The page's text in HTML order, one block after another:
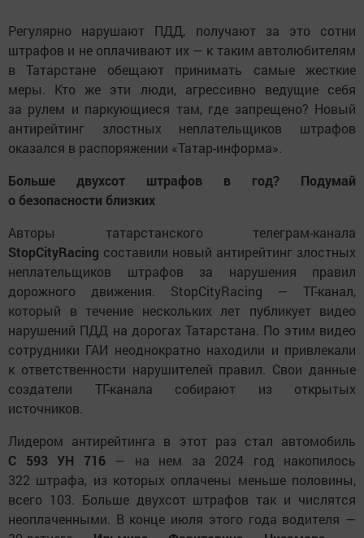
Регулярно нарушают ПДД, получают за это сотни
штрафов и не оплачивают их — к таким автолюбителям
в Татарстане обещают принимать самые жесткие
меры. Кто же эти люди, агрессивно ведущие себя
за рулем и паркующиеся там, где запрещено? Новый
антирейтинг злостных неплательщиков штрафов
оказался в распоряжении «Татар-информа».
Больше двухсот штрафов в год? Подумай
о безопасности близких
Авторы татарстанского телеграм-канала
StopCityRacing составили новый антирейтинг злостных
неплательщиков штрафов за нарушения правил
дорожного движения. StopCityRacing — ТГ-канал,
который в течение нескольких лет публикует видео
нарушений ПДД на дорогах Татарстана. По этим видео
сотрудники ГАИ неоднократно находили и привлекали
к ответственности нарушителей правил. Свои данные
создатели ТГ-канала собирают из открытых
источников.
Лидером антирейтинга в этот раз стал автомобиль
С 593 УН 716 — на нем за 2024 год накопилось
322 штрафа, из которых оплачены меньше половины,
всего 103. Больше двухсот штрафов так и числятся
неоплаченными. В конце июля этого года водителя —